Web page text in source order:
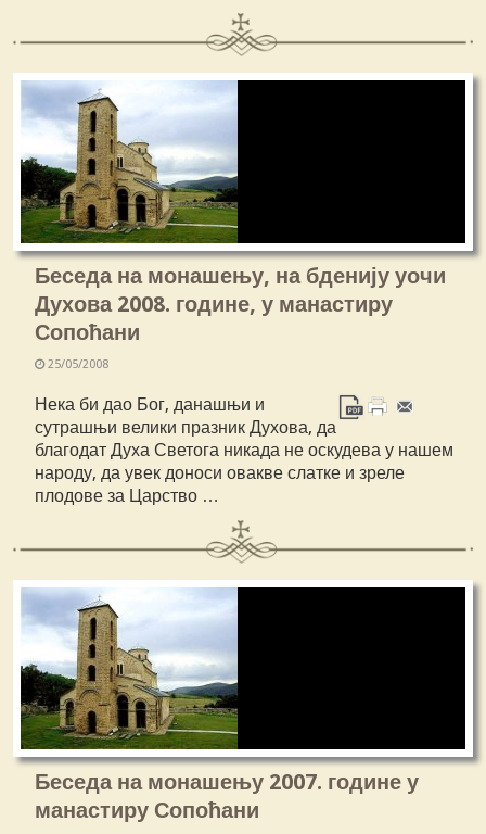
Беседа на монашењу, на бденију уочи
Духова 2008. године, у манастиру
Сопоћани
25/05/2008
Нека би дао Бог, данашњи и
сутрашњи велики празник Духова, да
благодат Духа Светога никада не оскудева у нашем
народу, да увек доноси овакве слатке и зреле
плодове за Царство …
Беседа на монашењу 2007. године у
манастиру Сопоћани